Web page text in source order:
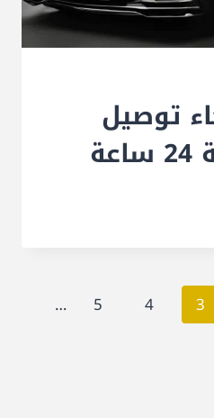
توصيل
سريع | خدمة 24 ساعة
3
4
5
…